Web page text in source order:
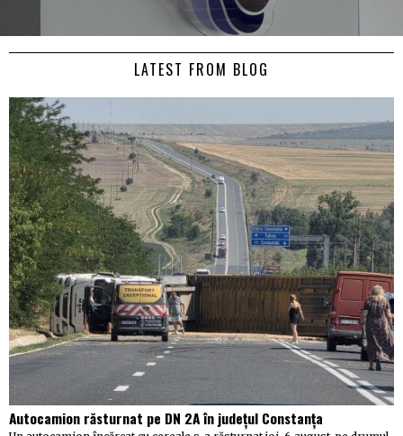
LATEST FROM BLOG
Autocamion răsturnat pe DN 2A în județul Constanța